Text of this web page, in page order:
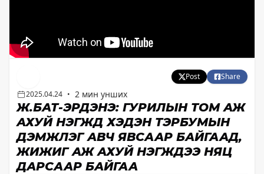
Post
Share
2025.04.24 • 2 мин унших
Ж.БАТ-ЭРДЭНЭ: ГУРИЛЫН ТОМ АЖ
АХУЙ НЭГЖҮҮД ХЭДЭН ТЭРБУМЫН
ДЭМЖЛЭГ АВЧ ЯВСААР БАЙГААД,
ЖИЖИГ АЖ АХУЙ НЭГЖҮҮДЭЭ НЯЦ
ДАРСААР БАЙГАА